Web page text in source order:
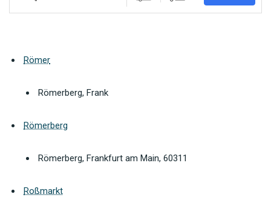
Römer
Römerberg, Frank
Römerberg
Römerberg, Frankfurt am Main, 60311
Roßmarkt